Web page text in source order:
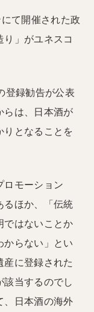
て開催された政
」がユネスコ
登録勧告が公表
らは、日本酒が
りとなることを
ロモーション
るほか、「伝統
ではないことか
からない」とい
産に登録された
該当するのでし
、日本酒の海外